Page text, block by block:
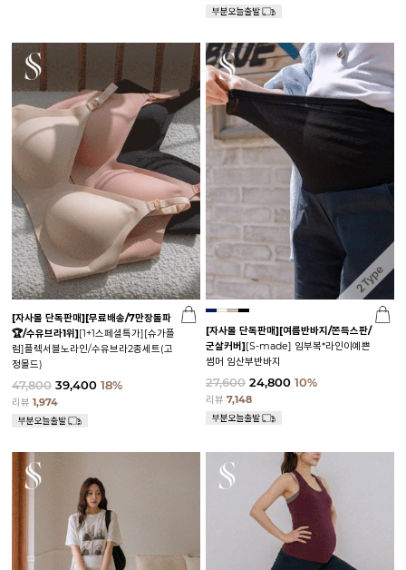
[자사몰 단독판매][무료배송/7만장돌파
🏆/수유브라1위][1+1스페셜특가][슈가플
럼]플렉서블노라인/수유브라2종세트(고
정몰드)
47,800 39,400 18%
리뷰 1,974
[자사몰 단독판매][여름반바지/쫀득스판/
군살커버][S-made] 임부복*라인이예쁜
썸머 임산부반바지
27,600 24,800 10%
리뷰 7,148